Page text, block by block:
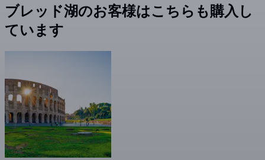
ブレッド湖のお客様はこちらも購入し
ています